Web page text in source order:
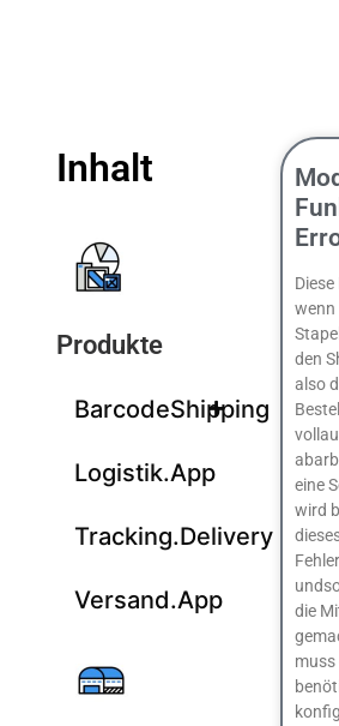
Inhalt
Produkte
BarcodeShipping
Logistik.App
Tracking.Delivery
Versand.App
wenn
den
also
eine
wird
die
muss